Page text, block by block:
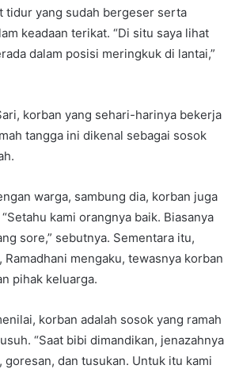
tidur yang sudah bergeser serta
keadaan terikat. “Di situ saya lihat
dalam posisi meringkuk di lantai,”
korban yang sehari-harinya bekerja
tangga ini dikenal sebagai sosok
warga, sambung dia, korban juga
kami orangnya baik. Biasanya
sore,” sebutnya. Sementara itu,
Ramadhani mengaku, tewasnya korban
pihak keluarga.
korban adalah sosok yang ramah
“Saat bibi dimandikan, jenazahnya
goresan, dan tusukan. Untuk itu kami